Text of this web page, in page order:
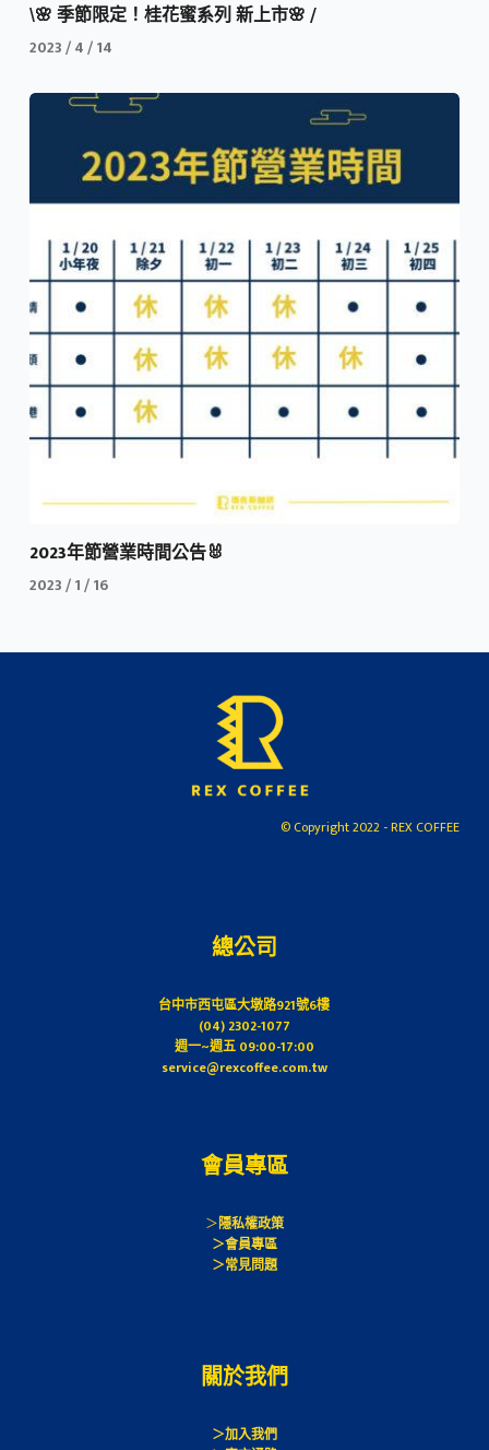
\🌸 季節限定！桂花蜜系列 新上市🌸 /
2023 / 4 / 14
2023年節營業時間公告🐰
2023 / 1 / 16
© Copyright 2022 - REX COFFEE
總公司
台中市西屯區大墩路921號6樓
(04) 2302-1077
週一~週五 09:00-17:00
service@rexcoffee.com.tw
會員專區
＞隱私權政策
＞會員專區
＞常見問題
關於我們
＞加入我們